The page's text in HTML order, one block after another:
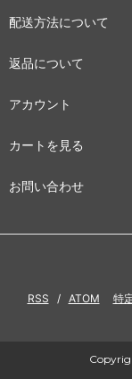
配送方法について
返品について
アカウント
カートを見る
お問い合わせ
RSS / ATOM 特